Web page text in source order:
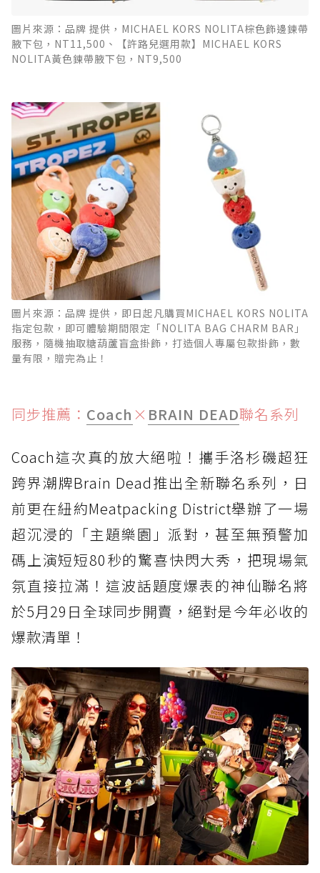
圖片來源：品牌 提供，MICHAEL KORS NOLITA棕色飾邊鍊帶
腋下包，NT11,500、【許路兒選用款】MICHAEL KORS
NOLITA黃色鍊帶腋下包，NT9,500
圖片來源：品牌 提供，即日起凡購買MICHAEL KORS NOLITA
指定包款，即可體驗期間限定「NOLITA BAG CHARM BAR」
服務，隨機抽取糖葫蘆盲盒掛飾，打造個人專屬包款掛飾，數
量有限，贈完為止！
同步推薦： Coach × BRAIN DEAD聯名系列
Coach這次真的放大絕啦！攜手洛杉磯超狂
跨界潮牌Brain Dead推出全新聯名系列，日
前更在紐約Meatpacking District舉辦了一場
超沉浸的「主題樂園」派對，甚至無預警加
碼上演短短80秒的驚喜快閃大秀，把現場氣
氛直接拉滿！這波話題度爆表的神仙聯名將
於5月29日全球同步開賣，絕對是今年必收的
爆款清單！